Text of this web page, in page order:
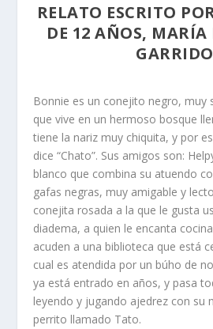
RELATO ESCRITO
DE 12 AÑOS, MARÍA
GARRIDO
Bonnie es un conejito negro, muy
que vive en un hermoso bosque
tiene la nariz muy chiquita, y por
dice “Chato”. Sus amigos son:
blanco que combina su atuendo
gafas negras, muy amigable y
conejita rosada a la que le gusta
diadema, a quien le encanta
acuden a una biblioteca que está
cual es atendida por un búho de
ya está entrado en años, y pasa
leyendo y jugando ajedrez con su
perrito llamado Tato.